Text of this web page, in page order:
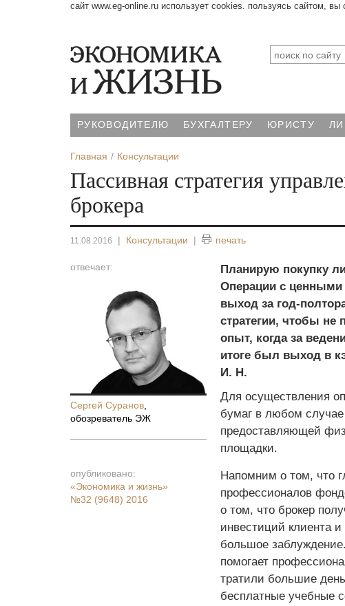
сайт www.eg-online.ru использует cookies. пользуясь сайтом, вы
РУКОВОДИТЕЛЮ БУХГАЛТЕРУ ЮРИСТУ
Главная Консультации
Пассивная стратегия
брокера
11.08.2016 | Консультации | печать
отвечает:
Сергей Суранов,
обозреватель ЭЖ
опубликовано:
«Экономика и жизнь»
№32 (9648) 2016
Планирую покупку
Операции с ценными
выход за год-
стратегии, чтобы
опыт, когда за
итоге был выход в
И. Н.
Для осуществления
бумаг в любом случае
предоставляющей
площадки.
Напомним о том, что
профессионалов
о том, что брокер
инвестиций клиента
большое
помогает
тратили большие
бесплатные учебные